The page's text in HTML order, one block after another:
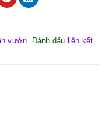
vườn. Đánh dấu liên kết